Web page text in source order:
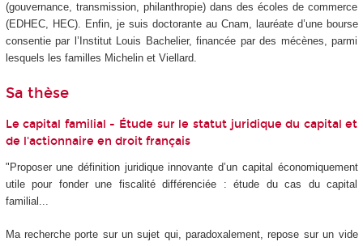
(gouvernance, transmission, philanthropie) dans des écoles de commerce
(EDHEC, HEC). Enfin, je suis doctorante au Cnam, lauréate d’une bourse
consentie par l’Institut Louis Bachelier, financée par des mécènes, parmi
lesquels les familles Michelin et Viellard.
Sa thèse
Le capital familial - Étude sur le statut juridique du capital et
de l'actionnaire en droit français
"Proposer une définition juridique innovante d’un capital économiquement
utile pour fonder une fiscalité différenciée : étude du cas du capital
familial...
Ma recherche porte sur un sujet qui, paradoxalement, repose sur un vide